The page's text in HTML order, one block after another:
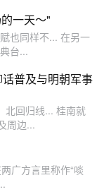
一天～"
也同样不... 在另一
台...
普及与明朝军事
北回归线... 桂南就
周边...
广方言里称作“啖